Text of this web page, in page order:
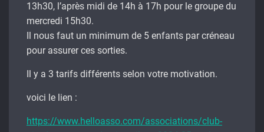
13h30, l’après midi de 14h à 17h pour le groupe du
mercredi 15h30.
Il nous faut un minimum de 5 enfants par créneau
pour assurer ces sorties.
Il y a 3 tarifs différents selon votre motivation.
voici le lien :
https://www.helloasso.com/associations/club-